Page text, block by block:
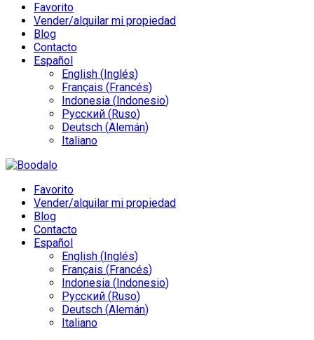
Favorito
Vender/alquilar mi propiedad
Blog
Contacto
Español
English (Inglés)
Français (Francés)
Indonesia (Indonesio)
Русский (Ruso)
Deutsch (Alemán)
Italiano
Favorito
Vender/alquilar mi propiedad
Blog
Contacto
Español
English (Inglés)
Français (Francés)
Indonesia (Indonesio)
Русский (Ruso)
Deutsch (Alemán)
Italiano